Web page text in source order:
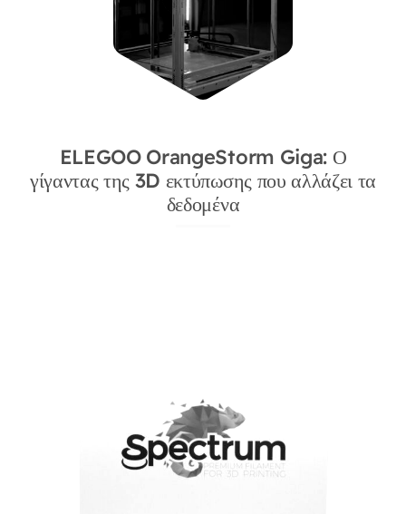
ELEGOO OrangeStorm Giga: Ο
γίγαντας της 3D εκτύπωσης που αλλάζει τα
δεδομένα